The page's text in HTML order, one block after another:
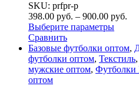
SKU: prfpr-p
398.00 руб. – 900.00 руб.
Выберите параметры
Сравнить
Базовые футболки оптом,
футболки оптом, Текстиль,
мужские оптом,
оптом